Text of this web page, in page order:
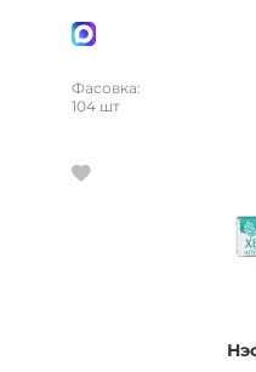
Фасовка:
104 шт